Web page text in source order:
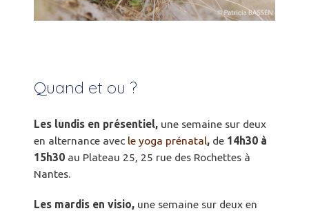
Quand et ou ?
Les lundis en présentiel, une semaine sur deux
en alternance avec le yoga prénatal, de 14h30 à
15h30 au Plateau 25, 25 rue des Rochettes à
Nantes.
Les mardis en visio, une semaine sur deux en